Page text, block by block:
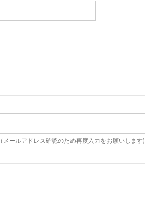
（メールアドレス確認のため再度入力をお願いします)